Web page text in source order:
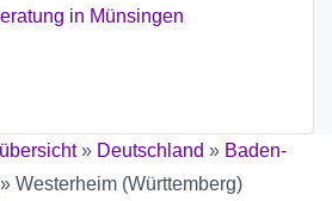
in Münsingen
» Deutschland » Baden-
» Westerheim (Württemberg)